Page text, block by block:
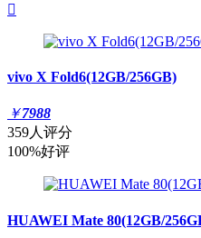

vivo X Fold6(12GB/256GB)
￥7988
359人评分
100%好评
HUAWEI Mate 80(12GB/